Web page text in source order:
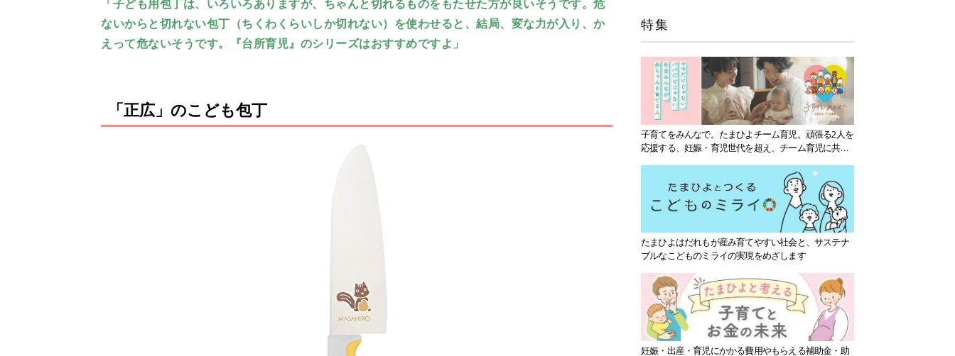
「子ども用包丁は、いろいろありますが、ちゃんと切れるものをもたせた方が良いそうです。危
ないからと切れない包丁（ちくわくらいしか切れない）を使わせると、結局、変な力が入り、か
えって危ないそうです。『台所育児』のシリーズはおすすめですよ」
「正広」のこども包丁
特集
子育てをみんなで。たまひよチーム育児。頑張る2人を
応援する、妊娠・育児世代を超え、チーム育児に共感
たまひよはだれもが産み育てやすい社会と、サステナ
ブルなこどものミライの実現をめざします
妊娠・出産・育児にかかる費用やもらえる補助金・助